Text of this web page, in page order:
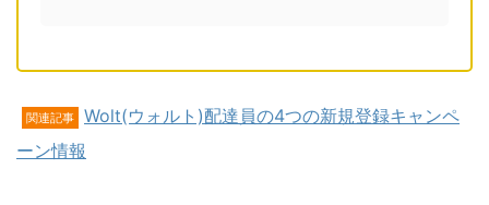
関連記事
Wolt(ウォルト)配達員の4つの新規登録キャンペ
ーン情報